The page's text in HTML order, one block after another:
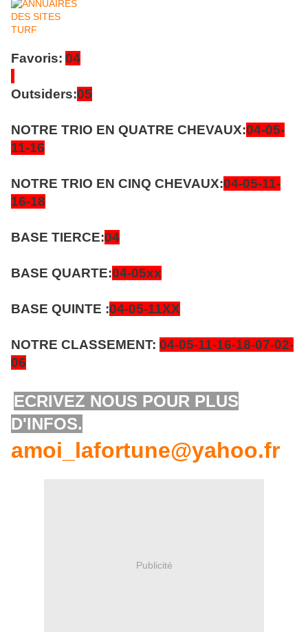
Favoris: 04
Outsiders:05
NOTRE TRIO EN QUATRE CHEVAUX:04-05-
11-16
NOTRE TRIO EN CINQ CHEVAUX:04-05-11-
16-18
BASE TIERCE:04
BASE QUARTE:04-05xx
BASE QUINTE :04-05-11XX
NOTRE CLASSEMENT: 04-05-11-16-18-07-02-
06
ECRIVEZ NOUS POUR PLUS
D'INFOS.
amoi_lafortune@yahoo.fr
Publicité